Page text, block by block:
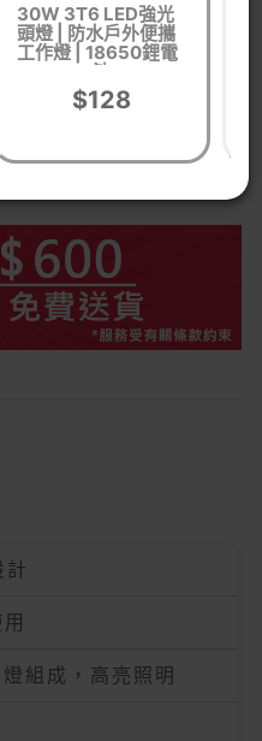
夜間照明工具 頭燈
組成，高亮照明
30W 3T6 LED強光
頭燈 | 防水戶外便攜
工作燈 | 18650鋰電
池
$128